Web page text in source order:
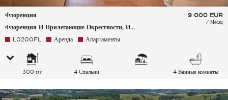
Флоренция
Флоренция И Прилегающие Окрестности, Италия
9 000 EUR
/ Месяц
L0200FL Аренда Апартаменты
300 m² 4 Спальни 4 Ванные комнаты